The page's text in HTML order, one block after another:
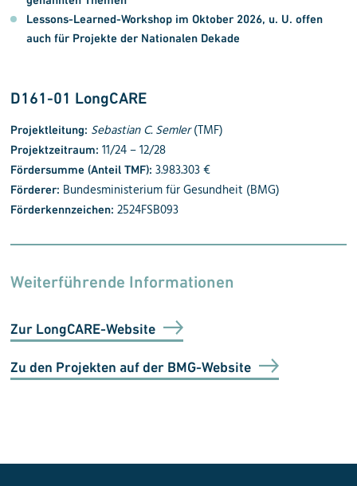
Lessons-Learned-Workshop im Oktober 2026, u. U. offen
auch für Projekte der Nationalen Dekade
D161-01 LongCARE
Projektleitung: Sebastian C. Semler(TMF)
Projektzeitraum: 11/24 – 12/28
Fördersumme (Anteil TMF): 3.983.303 €
Förderer: Bundesministerium für Gesundheit (BMG)
Förderkennzeichen: 2524FSB093
Weiterführende Informationen
Zur LongCARE-Website
Zu den Projekten auf der BMG-Website